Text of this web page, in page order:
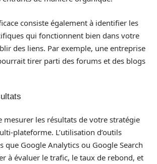
consiste également à identifier les
qui fonctionnent bien dans votre
des liens. Par exemple, une entreprise
tirer parti des forums et des blogs
mesurer les résultats de votre stratégie
plateforme. L’utilisation d’outils
que Google Analytics ou Google Search
à évaluer le trafic, le taux de rebond, et